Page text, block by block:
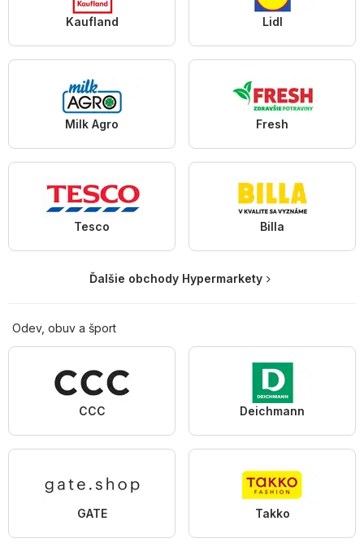
Kaufland Lidl
Milk Agro Fresh
Tesco Billa
Ďalšie obchody Hypermarkety
Odev, obuv a šport
CCC Deichmann
GATE Takko